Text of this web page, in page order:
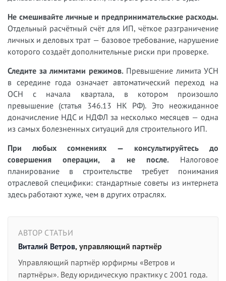
Не смешивайте личные и предпринимательские расходы.
Отдельный расчётный счёт для ИП, чёткое разграничение
личных и деловых трат — базовое требование, нарушение
которого создаёт дополнительные риски при проверке.
Следите за лимитами режимов. Превышение лимита УСН
в середине года означает автоматический переход на
ОСН с начала квартала, в котором произошло
превышение (статья 346.13 НК РФ). Это неожиданное
доначисление НДС и НДФЛ за несколько месяцев — одна
из самых болезненных ситуаций для строительного ИП.
При любых сомнениях — консультируйтесь до
совершения операции, а не после. Налоговое
планирование в строительстве требует понимания
отраслевой специфики: стандартные советы из интернета
здесь работают хуже, чем в других отраслях.
АВТОР СТАТЬИ
Виталий Ветров, управляющий партнёр
Управляющий партнёр юрфирмы «Ветров и
партнёры». Веду юридическую практику с 2001 года.